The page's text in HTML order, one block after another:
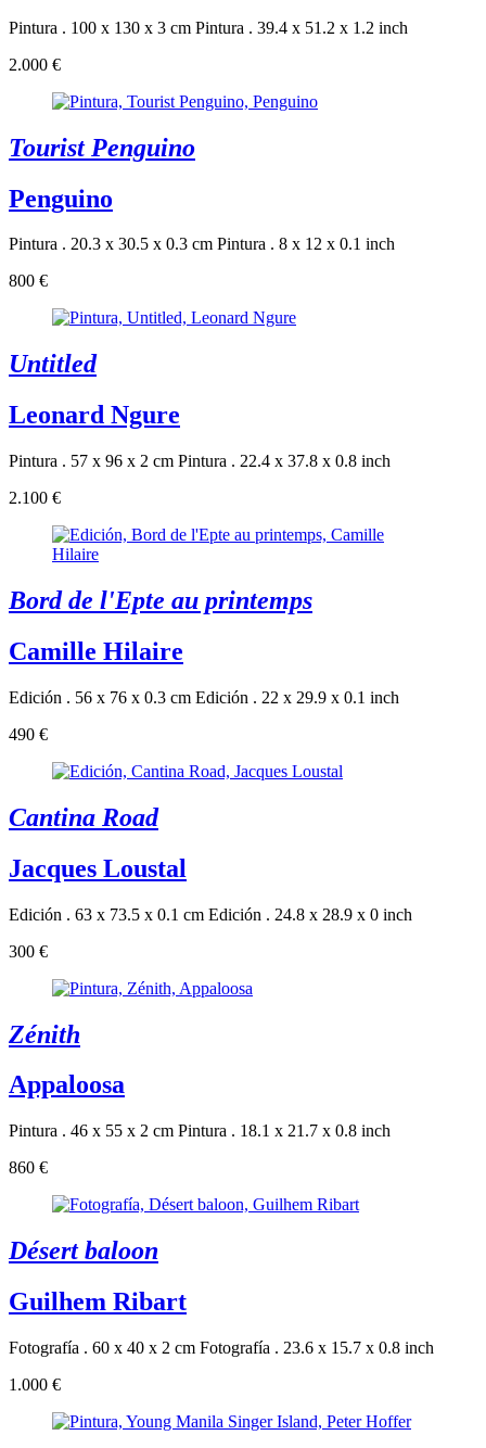
Pintura . 100 x 130 x 3 cm Pintura . 39.4 x 51.2 x 1.2 inch
2.000 €
Tourist Penguino
Penguino
Pintura . 20.3 x 30.5 x 0.3 cm Pintura . 8 x 12 x 0.1 inch
800 €
Untitled
Leonard Ngure
Pintura . 57 x 96 x 2 cm Pintura . 22.4 x 37.8 x 0.8 inch
2.100 €
Bord de l'Epte au printemps
Camille Hilaire
Edición . 56 x 76 x 0.3 cm Edición . 22 x 29.9 x 0.1 inch
490 €
Cantina Road
Jacques Loustal
Edición . 63 x 73.5 x 0.1 cm Edición . 24.8 x 28.9 x 0 inch
300 €
Zénith
Appaloosa
Pintura . 46 x 55 x 2 cm Pintura . 18.1 x 21.7 x 0.8 inch
860 €
Désert baloon
Guilhem Ribart
Fotografía . 60 x 40 x 2 cm Fotografía . 23.6 x 15.7 x 0.8 inch
1.000 €